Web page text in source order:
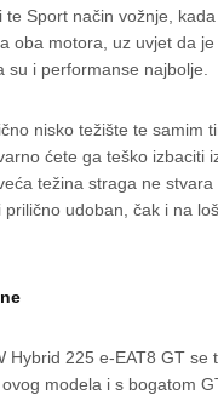
te Sport način vožnje,
oba motora, uz uvjet da je
su i performanse najbolje.
nisko težište te samim
ćete ga teško izbaciti
težina straga ne
udoban, čak i na
Hybrid 225 e-EAT8 GT se
modela i s bogatom